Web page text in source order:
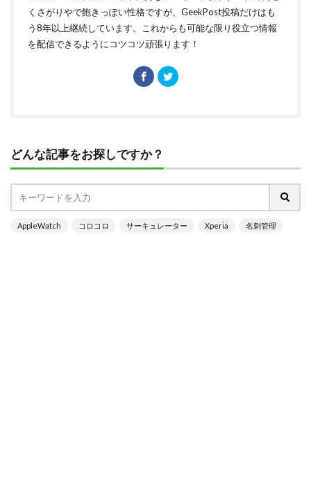
くさがりやで飽きっぽい性格ですが、GeekPost投稿だけはも
う8年以上継続しています。これからも可能な限り役立つ情報
を配信できるようにコツコツ頑張ります！
どんな記事をお探しですか？
AppleWatch コロコロ サーキュレーター Xperia 名刺管理